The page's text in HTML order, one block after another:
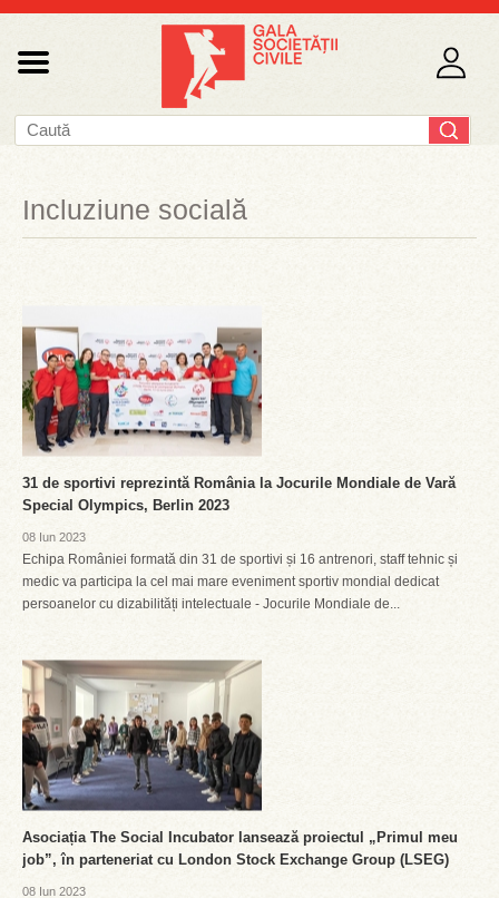
Incluziune socială
31 de sportivi reprezintă România la Jocurile Mondiale de Vară
Special Olympics, Berlin 2023
08 Iun 2023
Echipa României formată din 31 de sportivi și 16 antrenori, staff tehnic și
medic va participa la cel mai mare eveniment sportiv mondial dedicat
persoanelor cu dizabilități intelectuale - Jocurile Mondiale de...
Asociația The Social Incubator lansează proiectul „Primul meu
job”, în parteneriat cu London Stock Exchange Group (LSEG)
08 Iun 2023